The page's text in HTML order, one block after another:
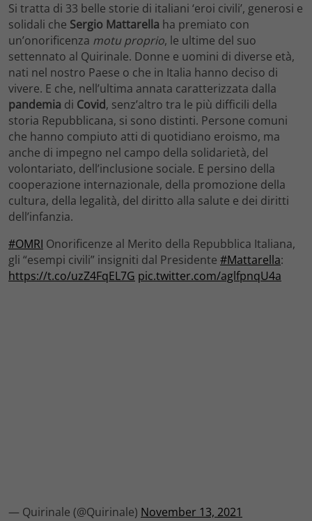
Si tratta di 33 belle storie di italiani ‘eroi civili’, generosi e
solidali che Sergio Mattarella ha premiato con
un’onorificenza motu proprio, le ultime del suo
settennato al Quirinale. Donne e uomini di diverse età,
nati nel nostro Paese o che in Italia hanno deciso di
vivere. E che, nell’ultima annata caratterizzata dalla
pandemia di Covid, senz’altro tra le più difficili della
storia Repubblicana, si sono distinti. Persone comuni
che hanno compiuto atti di quotidiano eroismo, ma
anche di impegno nel campo della solidarietà, del
volontariato, dell’inclusione sociale. E persino della
cooperazione internazionale, della promozione della
cultura, della legalità, del diritto alla salute e dei diritti
dell’infanzia.
#OMRI Onorificenze al Merito della Repubblica Italiana,
gli “esempi civili” insigniti dal Presidente #Mattarella:
https://t.co/uzZ4FqEL7G pic.twitter.com/aglfpnqU4a
— Quirinale (@Quirinale) November 13, 2021